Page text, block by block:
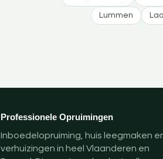
Lummen
Professionele Opruimingen
Inboedelopruiming, huis leegmaken
verhuizingen in heel Vlaanderen en